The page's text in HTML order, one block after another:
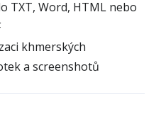
TXT, Word, HTML nebo
khmerských
a screenshotů